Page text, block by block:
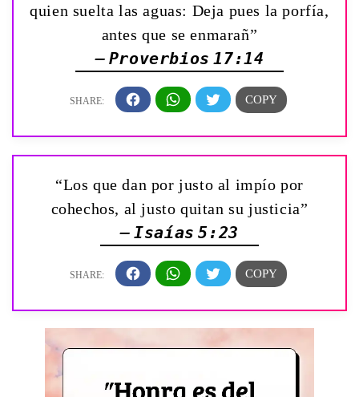
quien suelta las aguas: Deja pues la porfía,
antes que se enmarañ”
— Proverbios 17:14
“Los que dan por justo al impío por
cohechos, al justo quitan su justicia”
— Isaías 5:23